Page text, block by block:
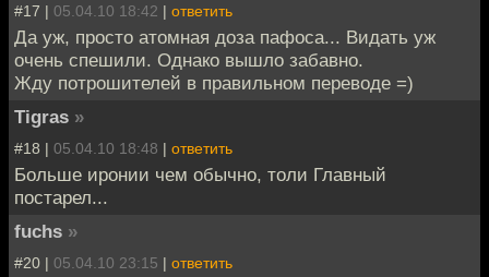
#17 | 05.04.10 18:42 | ответить
Да уж, просто атомная доза пафоса... Видать уж
очень спешили. Однако вышло забавно.
Жду потрошителей в правильном переводе =)
Tigras »
#18 | 05.04.10 18:48 | ответить
Больше иронии чем обычно, толи Главный
постарел...
fuchs »
#20 | 05.04.10 23:15 | ответить